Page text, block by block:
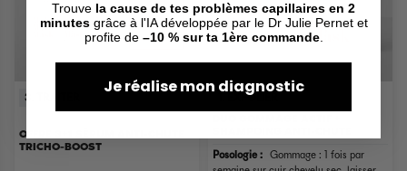
3. TRAITER
OFFRE 3+1 SÉRUM ANTI-CHUTE
TRICHO-BOOST
1. EXFOLIER
Posologie :
Gommage : 1 fois par
Trouve la cause de tes problèmes capillaires en 2
minutesgrâce à l'IA développée par le Dr Julie Pernet et
profite de –10 % sur ta 1ère commande.
Je réalise mon diagnostic